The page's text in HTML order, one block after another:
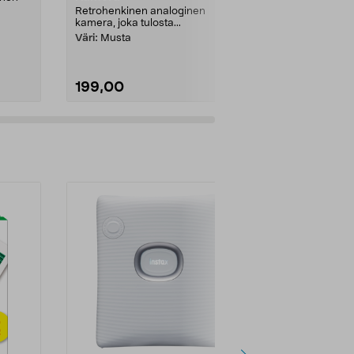
Retrohenkinen analoginen
kamera, joka tulosta...
Väri: Musta
199,00